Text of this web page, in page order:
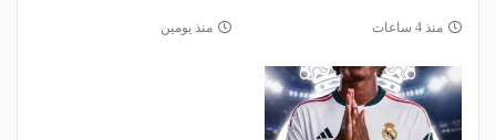
منذ 4 ساعات منذ يومين